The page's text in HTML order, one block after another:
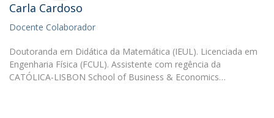
Carla Cardoso
Docente Colaborador
Doutoranda em Didática da Matemática (IEUL). Licenciada em
Engenharia Física (FCUL). Assistente com regência da
CATÓLICA-LISBON School of Business & Economics…